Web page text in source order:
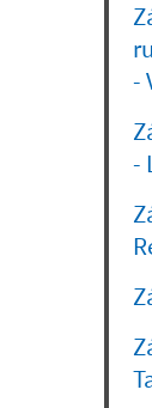
-
-